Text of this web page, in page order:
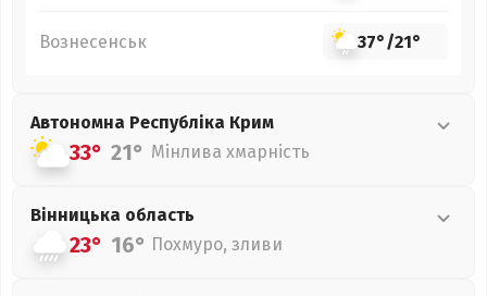
Вознесенськ 37°/21°
Автономна Республіка Крим
33° 21° Мінлива хмарність
Вінницька область
23° 16° Похмуро, зливи